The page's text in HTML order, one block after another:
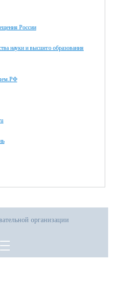
России
науки и высшего образования
организации